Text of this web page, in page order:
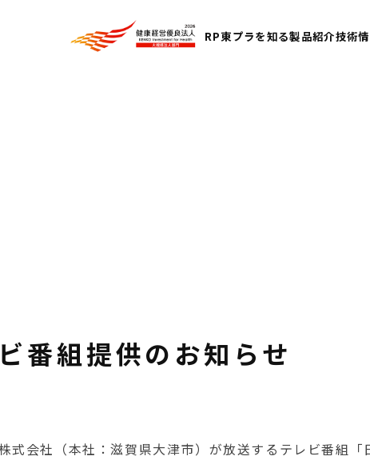
RP東プラを知る製品紹介技術
番組提供のお知らせ
式会社（本社：滋賀県大津市）が放送するテレビ番組「